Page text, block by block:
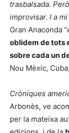
trasbalsada.
improvisar. I a mi
Gran Anaconda
oblidem de tots
sobre cada un
Nou Mèxic,
Cròniques
Arbonès, ve
per la mateixa